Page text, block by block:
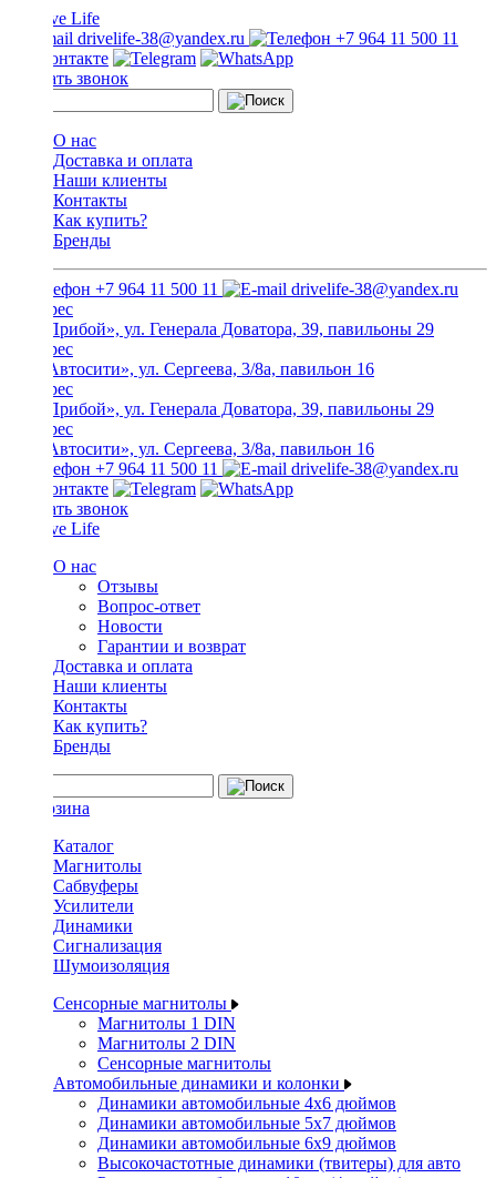
drivelife-38@yandex.ru +7 964 11 500 11
Заказать звонок
О нас
Доставка и оплата
Наши клиенты
Контакты
Как купить?
Бренды
+7 964 11 500 11 drivelife-38@yandex.ru
ТЦ «Прибой», ул. Генерала Доватора, 39, павильоны 29
ТЦ «Автосити», ул. Сергеева, 3/8а, павильон 16
ТЦ «Прибой», ул. Генерала Доватора, 39, павильоны 29
ТЦ «Автосити», ул. Сергеева, 3/8а, павильон 16
+7 964 11 500 11
drivelife-38@yandex.ru
Заказать звонок
О нас
Отзывы
Вопрос-ответ
Новости
Гарантии и возврат
Доставка и оплата
Наши клиенты
Контакты
Как купить?
Бренды
Каталог
Магнитолы
Сабвуферы
Усилители
Динамики
Сигнализация
Шумоизоляция
Сенсорные магнитолы
Магнитолы 1 DIN
Магнитолы 2 DIN
Сенсорные магнитолы
Автомобильные динамики и колонки
Динамики автомобильные 4x6 дюймов
Динамики автомобильные 5x7 дюймов
Динамики автомобильные 6x9 дюймов
Высокочастотные динамики (твитеры) для авто